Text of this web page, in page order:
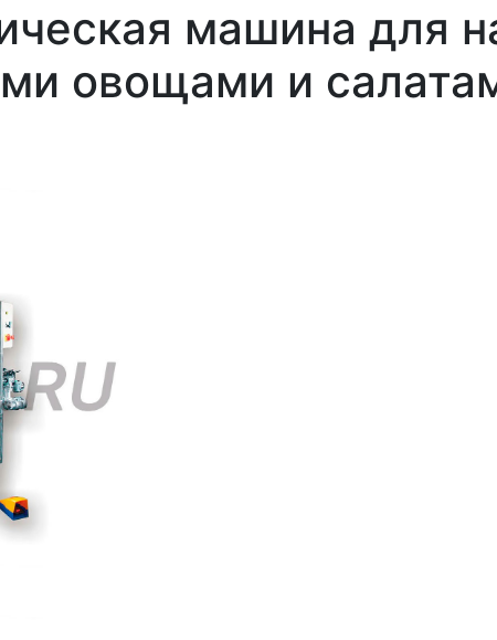
машина для
овощами и